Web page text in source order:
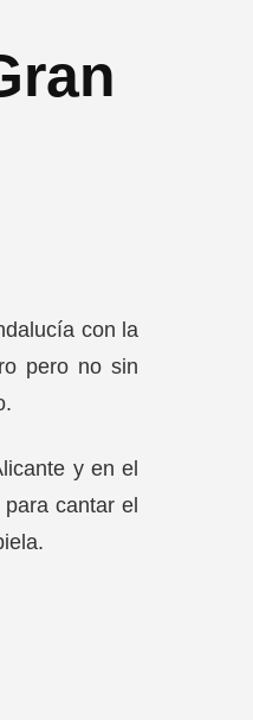
con la
pero no sin
y en el
cantar el